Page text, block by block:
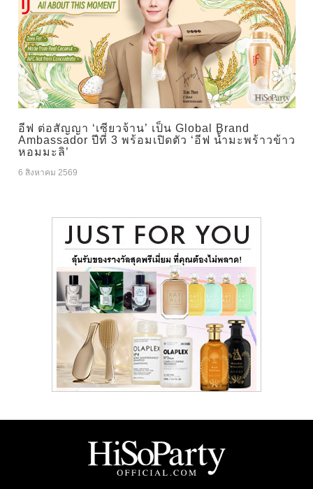
อีฟ ต่อสัญญา ‘เซียวจ้าน’ เป็น Global Brand
Ambassador ปีที่ 3 พร้อมเปิดตัว ‘อีฟ น้ำมะพร้าวข้าว
หอมมะลิ’
6 สิงหาคม 2569